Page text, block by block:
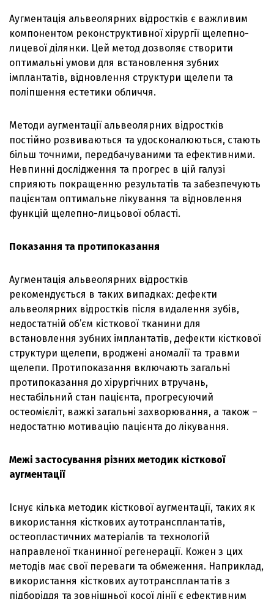
Аугментація альвеолярних відростків є важливим
компонентом реконструктивної хірургії щелепно-
лицевої ділянки. Цей метод дозволяє створити
оптимальні умови для встановлення зубних
імплантатів, відновлення структури щелепи та
поліпшення естетики обличчя.
Методи аугментації альвеолярних відростків
постійно розвиваються та удосконалюються, стають
більш точними, передбачуваними та ефективними.
Невпинні дослідження та прогрес в цій галузі
сприяють покращенню результатів та забезпечують
пацієнтам оптимальне лікування та відновлення
функцій щелепно-лицьової області.
Показання та протипоказання
Аугментація альвеолярних відростків
рекомендується в таких випадках: дефекти
альвеолярних відростків після видалення зубів,
недостатній об’єм кісткової тканини для
встановлення зубних імплантатів, дефекти кісткової
структури щелепи, вроджені аномалії та травми
щелепи. Протипоказання включають загальні
протипоказання до хірургічних втручань,
нестабільний стан пацієнта, прогресуючий
остеомієліт, важкі загальні захворювання, а також –
недостатню мотивацію пацієнта до лікування.
Межі застосування різних методик кісткової
аугментації
Існує кілька методик кісткової аугментації, таких як
використання кісткових аутотрансплантатів,
остеопластичних матеріалів та технологій
направленої тканинної регенерації. Кожен з цих
методів має свої переваги та обмеження. Наприклад,
використання кісткових аутотрансплантатів з
підборіддя та зовнішньої косої лінії є ефективним